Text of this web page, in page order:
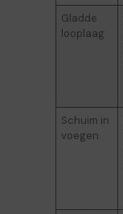
Gladde
looplaag
Schuim in
voegen